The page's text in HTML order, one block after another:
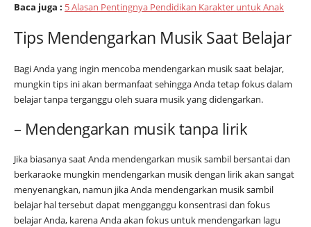
Baca juga : 5 Alasan Pentingnya Pendidikan Karakter untuk Anak
Tips Mendengarkan Musik Saat Belajar
Bagi Anda yang ingin mencoba mendengarkan musik saat belajar,
mungkin tips ini akan bermanfaat sehingga Anda tetap fokus dalam
belajar tanpa terganggu oleh suara musik yang didengarkan.
– Mendengarkan musik tanpa lirik
Jika biasanya saat Anda mendengarkan musik sambil bersantai dan
berkaraoke mungkin mendengarkan musik dengan lirik akan sangat
menyenangkan, namun jika Anda mendengarkan musik sambil
belajar hal tersebut dapat mengganggu konsentrasi dan fokus
belajar Anda, karena Anda akan fokus untuk mendengarkan lagu